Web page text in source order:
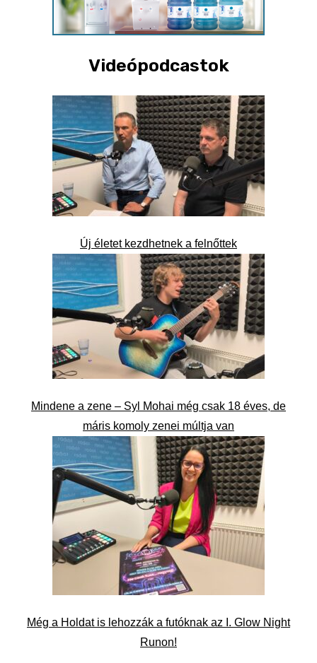
Videópodcastok
Új életet kezdhetnek a felnőttek
Mindene a zene – Syl Mohai még csak 18 éves, de
máris komoly zenei múltja van
Még a Holdat is lehozzák a futóknak az I. Glow Night
Runon!